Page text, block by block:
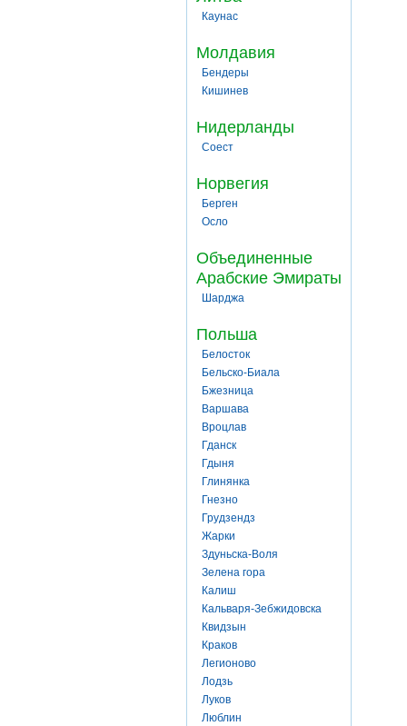
Каунас
Молдавия
Бендеры
Кишинев
Нидерланды
Соест
Норвегия
Берген
Осло
Объединенные
Арабские Эмираты
Шарджа
Польша
Белосток
Бельско-Биала
Бжезница
Варшава
Вроцлав
Гданск
Гдыня
Глинянка
Гнезно
Грудзендз
Жарки
Здуньска-Воля
Зелена гора
Калиш
Кальваря-Зебжидовска
Квидзын
Краков
Легионово
Лодзь
Луков
Люблин